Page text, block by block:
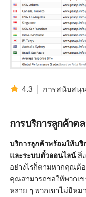
4.3 การสนับสนุ
การบริการลูกค้าต
บริการลูกค้าพร้อมให้บ
และระบบตั๋วออนไลน์ สิ่
อย่างไรก็ตามหากคุณต้
คุณสามารถขอให้พวกเ
หลาย ๆ พวกเขาไม่มีหม